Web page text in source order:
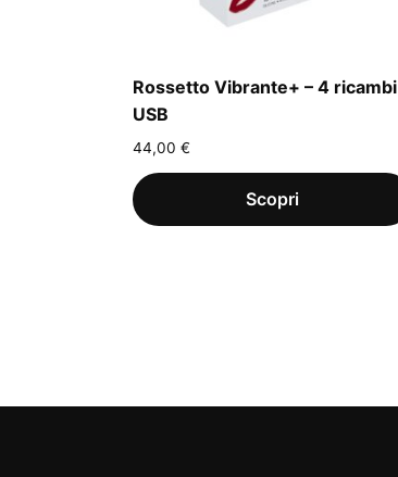
Rossetto Vibrante+ – 4 ricambi
USB
44,00 €